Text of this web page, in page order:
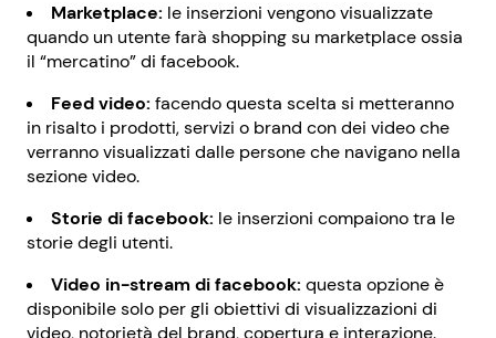
Marketplace: le inserzioni vengono visualizzate
quando un utente farà shopping su marketplace ossia
il “mercatino” di facebook.
Feed video: facendo questa scelta si metteranno
in risalto i prodotti, servizi o brand con dei video che
verranno visualizzati dalle persone che navigano nella
sezione video.
Storie di facebook: le inserzioni compaiono tra le
storie degli utenti.
Video in-stream di facebook: questa opzione è
disponibile solo per gli obiettivi di visualizzazioni di
video, notorietà del brand, copertura e interazione.